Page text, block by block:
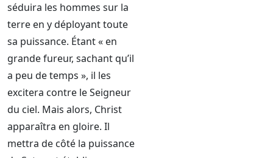
séduira les hommes sur la
terre en y déployant toute
sa puissance. Étant « en
grande fureur, sachant qu’il
a peu de temps », il les
excitera contre le Seigneur
du ciel. Mais alors, Christ
apparaîtra en gloire. Il
mettra de côté la puissance